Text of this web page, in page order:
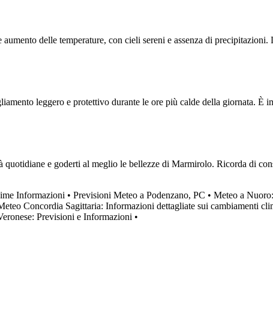
delle temperature, con cieli sereni e assenza di
leggero e protettivo durante le ore più calde della giornata. È
e goderti al meglio le bellezze di Marmirolo. Ricorda di
Informazioni • Previsioni Meteo a Podenzano, PC • Meteo a
Concordia Sagittaria: Informazioni dettagliate sui cambiamenti
Previsioni e Informazioni •